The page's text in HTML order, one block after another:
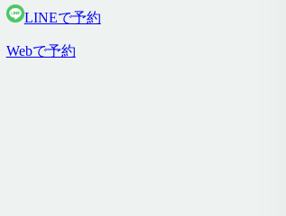
LINEで予約
Webで予約